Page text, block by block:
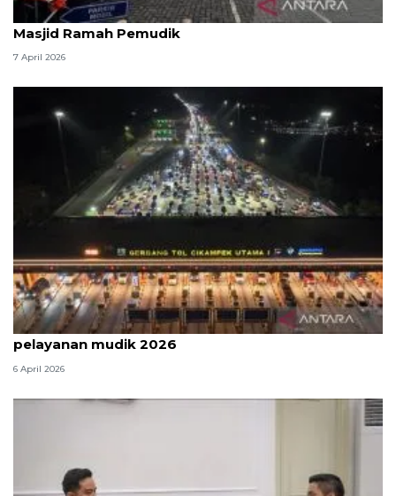
Kemenag: 3,5 juta orang manfaatkan layanan
Masjid Ramah Pemudik
7 April 2026
Survei: 88,8 persen responden puas dengan
pelayanan mudik 2026
6 April 2026